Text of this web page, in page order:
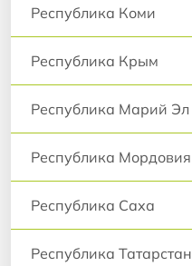
Республика Коми
Республика Крым
Республика Марий Эл
Республика Мордовия
Республика Саха
Республика Татарстан